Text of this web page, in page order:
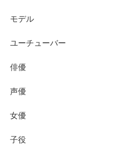
モデル
ユーチューバー
俳優
声優
女優
子役